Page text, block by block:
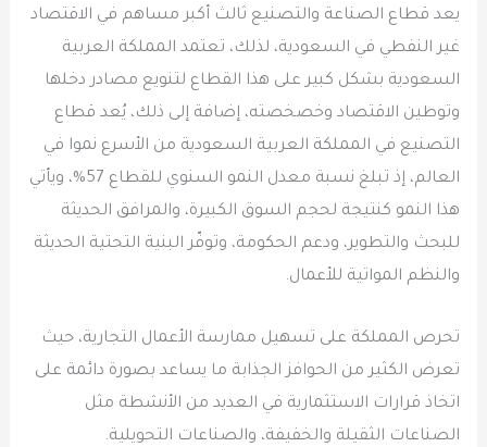
يعد قطاع الصناعة والتصنيع ثالث أكبر مساهم في الاقتصاد
غير النفطي في السعودية، لذلك، تعتمد المملكة العربية
السعودية بشكل كبير على هذا القطاع لتنويع مصادر دخلها
وتوطين الاقتصاد وخصخصته، إضافة إلى ذلك، يُعد قطاع
التصنيع في المملكة العربية السعودية من الأسرع نموا في
العالم، إذ تبلغ نسبة معدل النمو السنوي للقطاع 57%، ويأتي
هذا النمو كنتيجة لحجم السوق الكبيرة، والمرافق الحديثة
للبحث والتطوير، ودعم الحكومة، وتوفّر البنية التحتية الحديثة
والنظم المواتية للأعمال.
تحرص المملكة على تسهيل ممارسة الأعمال التجارية، حيث
تعرض الكثير من الحوافز الجذابة ما يساعد بصورة دائمة على
اتخاذ قرارات الاستثمارية في العديد من الأنشطة مثل
الصناعات الثقيلة والخفيفة، والصناعات التحويلية.